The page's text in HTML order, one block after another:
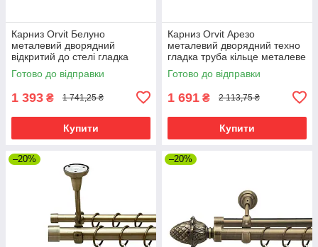
Карниз Orvit Белуно
металевий дворядний
відкритий до стелі гладка
труба кільце металеве Антик
25\19 мм 240 см (00-
Готово до відправки
1 393 ₴ 1 741,25 ₴
Купити
Карниз Orvit Арезо
металевий дворядний техно
гладка труба кільце металеве
Антик 25\19 мм 240 см (00-
00025946)
Готово до відправки
1 691 ₴ 2 113,75 ₴
Купити
–20% –20%